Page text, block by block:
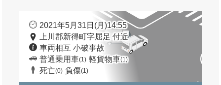
2021年5月31日(月)14:55
上川郡新得町字屈足 付近
車両相互 小破事故
普通乗用車(1) 軽貨物車(1)
死亡(0) 負傷(1)